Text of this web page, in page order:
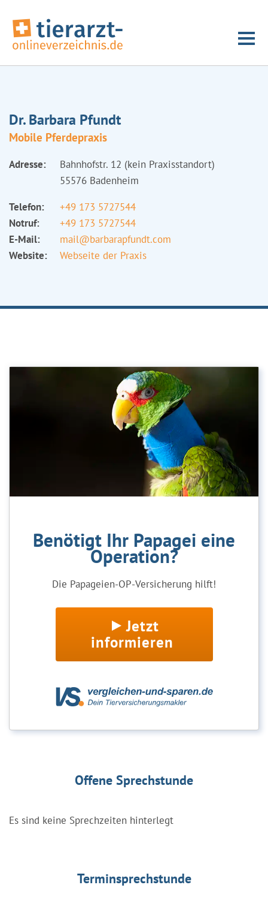
Dr. Barbara Pfundt
Mobile Pferdepraxis
Adresse:
Bahnhofstr. 12 (kein Praxisstandort)
55576 Badenheim
Telefon:
+49 173 5727544
Notruf:
+49 173 5727544
E-Mail:
mail@barbarapfundt.com
Website:
Webseite der Praxis
Benötigt Ihr Papagei eine
Operation?
Die Papageien-OP-Versicherung hilft!
Jetzt
informieren
Offene Sprechstunde
Es sind keine Sprechzeiten hinterlegt
Terminsprechstunde